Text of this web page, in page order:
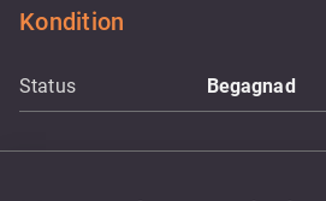
Kondition
Status Begagnad